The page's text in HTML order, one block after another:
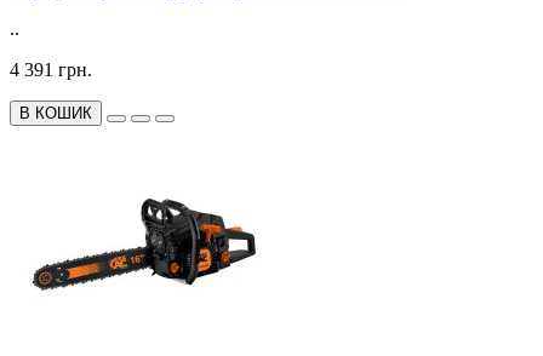
..
4 391 грн.
В КОШИК